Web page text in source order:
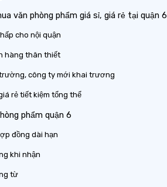
văn phòng phẩm giá sỉ, giá rẻ tại quận 6
cho nội quận
hàng thân thiết
công ty mới khai trương
rẻ tiết kiệm tổng thể
phẩm quận 6
đồng dài hạn
khi nhận
từ